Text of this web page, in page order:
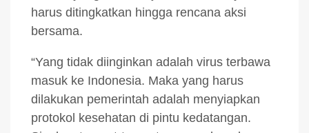
harus ditingkatkan hingga rencana aksi
bersama.
“Yang tidak diinginkan adalah virus terbawa
masuk ke Indonesia. Maka yang harus
dilakukan pemerintah adalah menyiapkan
protokol kesehatan di pintu kedatangan.